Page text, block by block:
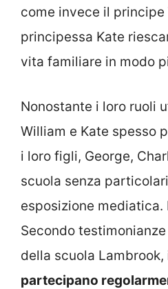
come invece il principe
principessa Kate
vita familiare in modo
Nonostante i loro ruoli
William e Kate spesso
i loro figli, George,
scuola senza
esposizione mediatica.
Secondo
della scuola Lambrook,
partecipano